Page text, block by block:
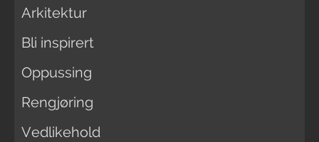
Arkitektur
Bli inspirert
Oppussing
Rengjøring
Vedlikehold